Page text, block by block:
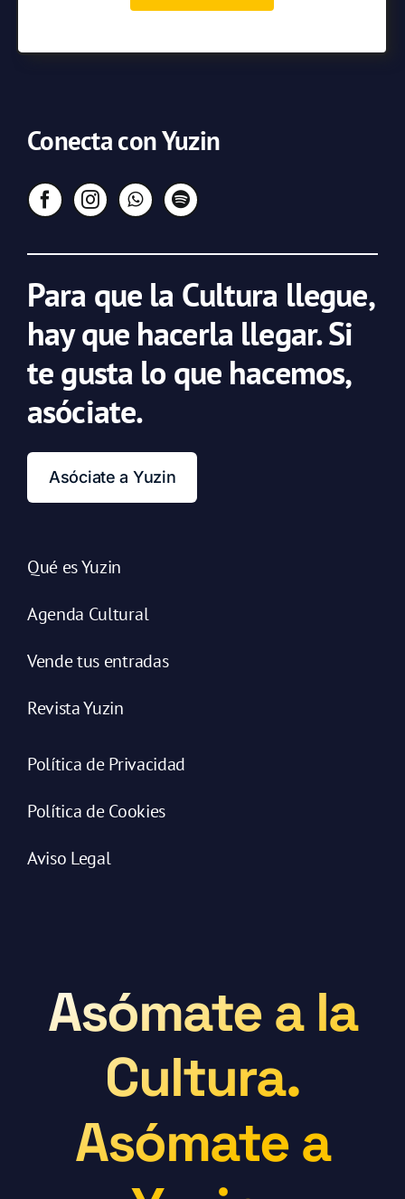
Conecta con Yuzin
Para que la Cultura llegue,
hay que hacerla llegar. Si
te gusta lo que hacemos,
asóciate.
Asóciate a Yuzin
Qué es Yuzin
Agenda Cultural
Vende tus entradas
Revista Yuzin
Política de Privacidad
Política de Cookies
Aviso Legal
Asómate a la
Cultura.
Asómate a